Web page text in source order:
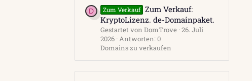
D Zum Verkauf Zum Verkauf:
KryptoLizenz. de-Domainpaket.
Gestartet von DomTrove 26. Juli
2026 Antworten: 0
Domains zu verkaufen